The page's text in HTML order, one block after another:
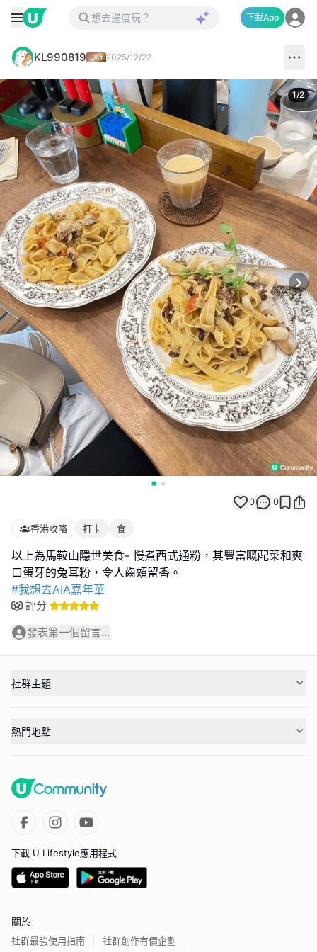
下載App
KL990819 2025/12/22
1/2
0 0
香港攻略 打卡 食
以上為馬鞍山隱世美食- 慢煮西式通粉，其豐富嘅配菜和爽
#我想去AIA嘉年華
評分
發表第一個留言...
社群主題
熱門地點
下載 U Lifestyle應用程式
關於
社群最強使用指南 社群創作有價企劃